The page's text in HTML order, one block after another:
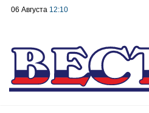
06 Августа 12:10